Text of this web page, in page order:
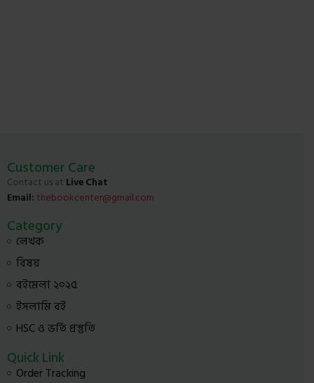
Customer Care
Contact us at Live Chat
Email: thebookcenter@gmail.com
Category
লেখক
বিষয়
বইমেলা ২০২৫
ইসলামি বই
HSC ও ভর্তি প্রস্তুতি
Quick Link
Order Tracking